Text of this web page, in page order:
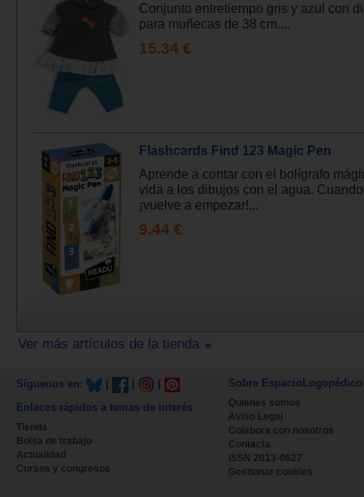
Conjunto entretiempo gris y azul con
para muñecas de 38 cm....
15.34 €
Flashcards Find 123 Magic Pen
Aprende a contar con el bolígrafo
vida a los dibujos con el agua.
¡vuelve a empezar!...
9.44 €
Ver más artículos de la tienda
Síguenos en:
Enlaces rápidos a temas de interés
Tienda
Bolsa de trabajo
Actualidad
Cursos y congresos
Sobre EspacioLogopédico
Quienes somos
Aviso Legal
Colabora con nosotros
Contacta
ISSN 2013-0627
Gestionar cookies